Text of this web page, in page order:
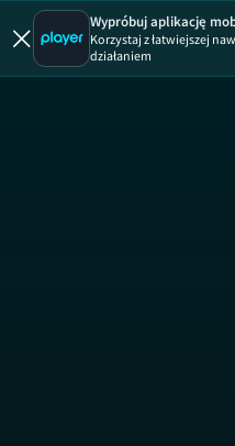
Wypróbuj aplikację
Korzystaj z łatwiejszej
działaniem